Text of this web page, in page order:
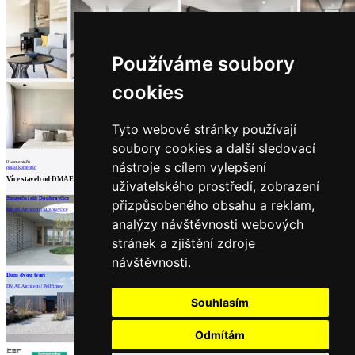
Používáme soubory
cookies
Tyto webové stránky používají
soubory cookies a další sledovací
nástroje s cílem vylepšení
uživatelského prostředí, zobrazení
přizpůsobeného obsahu a reklam,
analýzy návštěvnosti webových
stránek a zjištění zdroje
návštěvnosti.
Souhlasím
Odmítám
0komentářů
přidat komentář
Více staveb odDMAE Architects
Smuteční síň Doubravčice
DMAE Architects | Doubravčice
Interiér rodinného domu v Průhonicích
DMAE Architects | Průhonice DMAE Architects
Dům dvou tváří
DMAE Architects | Pelhřimov
načíst další
architektů
Katalog
dodavatelů
Vložit
inzerát
do
burzy
Newsletter
Přihlaste se k odběru našeho pravidelného
týdenního newsletteru:
Fill in „nospam“
© Archiweb, s.r.o. 1997-2026
ISSN: 1801-3902